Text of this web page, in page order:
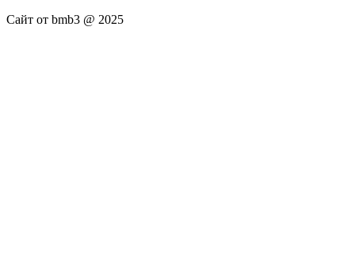
Сайт от bmb3 @ 2025